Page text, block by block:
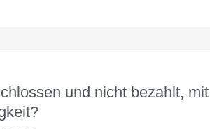
und nicht bezahlt,